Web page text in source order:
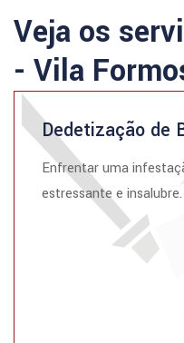
Veja os
- Vila
Dedetização de
Enfrentar uma
estressante e